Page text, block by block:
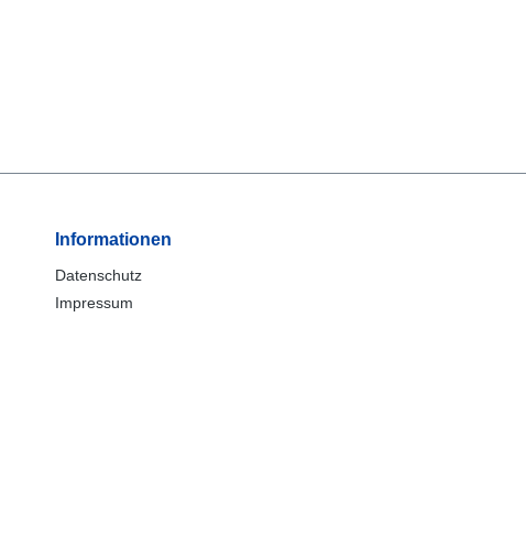
Informationen
Datenschutz
Impressum